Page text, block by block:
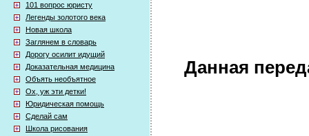
101 вопрос юристу
Легенды золотого века
Новая школа
Заглянем в словарь
Дорогу осилит идущий
Доказательная медицина
Объять необъятное
Ох, уж эти детки!
Юридическая помощь
Сделай сам
Школа рисования
Данная